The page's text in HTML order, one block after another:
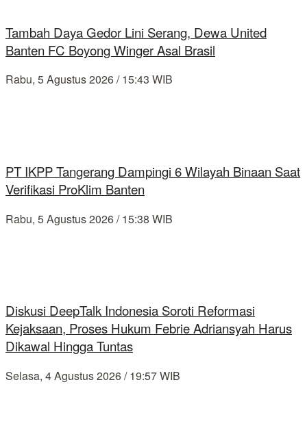
Tambah Daya Gedor Lini Serang, Dewa United
Banten FC Boyong Winger Asal Brasil
Rabu, 5 Agustus 2026 / 15:43 WIB
PT IKPP Tangerang Dampingi 6 Wilayah Binaan Saat
Verifikasi ProKlim Banten
Rabu, 5 Agustus 2026 / 15:38 WIB
Diskusi DeepTalk Indonesia Soroti Reformasi
Kejaksaan, Proses Hukum Febrie Adriansyah Harus
Dikawal Hingga Tuntas
Selasa, 4 Agustus 2026 / 19:57 WIB